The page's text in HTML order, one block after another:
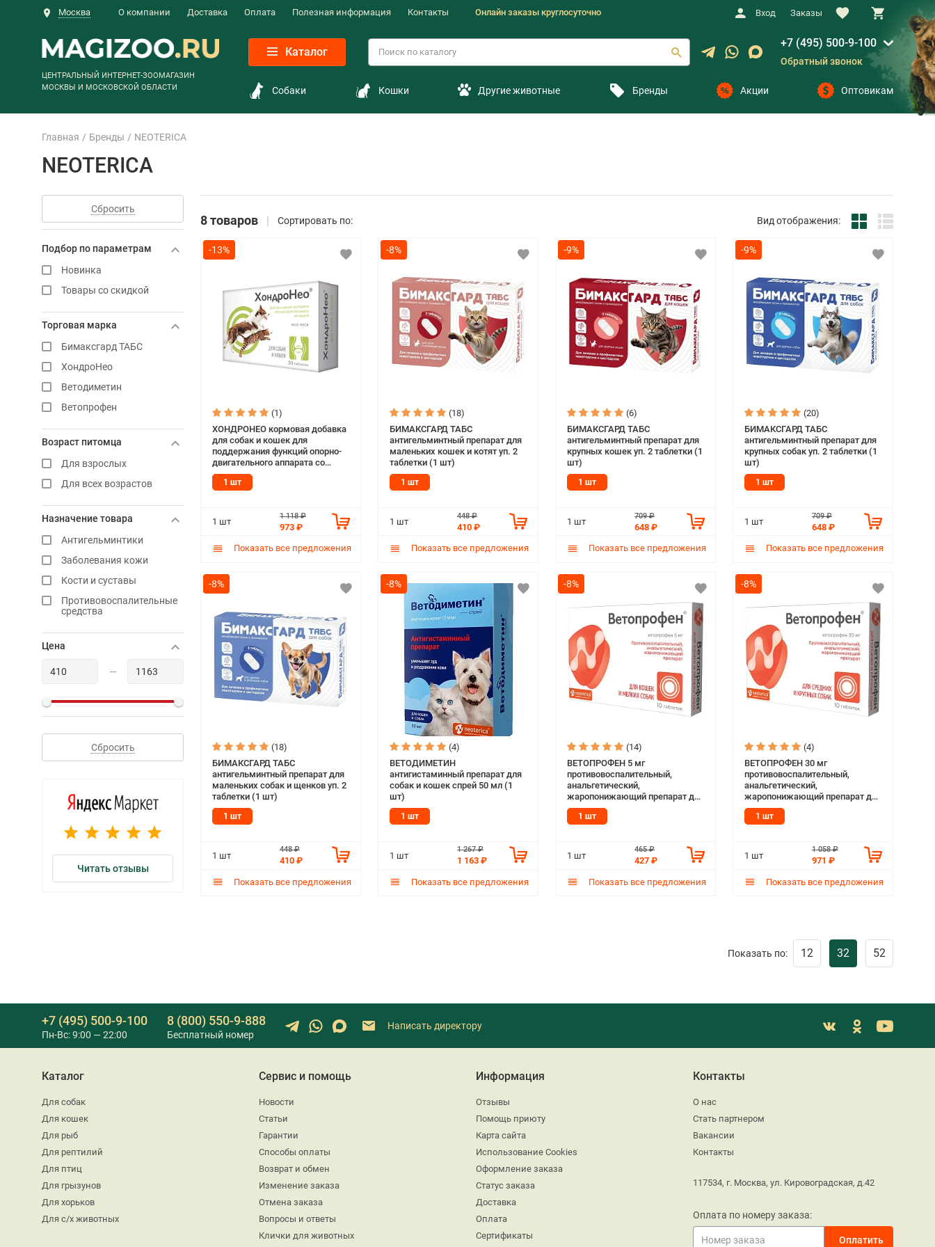
Москва О компании Доставка Оплата Полезная информация Контакты Онлайн заказы круглосуточно Вход Заказы
ЦЕНТРАЛЬНЫЙ ИНТЕРНЕТ-ЗООМАГАЗИН
МОСКВЫ И МОСКОВСКОЙ ОБЛАСТИ
Каталог
+7 (495) 500-9-100
Обратный звонок
Собаки Кошки Другие животные Бренды Акции Оптовикам
Главная Бренды NEOTERICA
NEOTERICA
Сбросить
Подбор по параметрам
Новинка
Товары со скидкой
Торговая марка
Бимаксгард ТАБС
ХондроНео
Ветодиметин
Ветопрофен
Возраст питомца
Для взрослых
Для всех возрастов
Назначение товара
Антигельминтики
Заболевания кожи
Кости и суставы
Противовоспалительные
средства
Цена
—
Сбросить
Читать отзывы
8 товаров Сортировать по: Вид отображения:
-13%
(1)
ХОНДРОНЕО кормовая добавка
для собак и кошек для
поддержания функций опорно-
двигательного аппарата со
вкусом мяса уп. 30 таблеток (1
шт)1 шт
1 шт
1 118 ₽
973 ₽
Показать все предложения
-8%
(18)
БИМАКСГАРД ТАБС
антигельминтный препарат для
маленьких кошек и котят уп. 2
таблетки (1 шт)
1 шт
1 шт
448 ₽
410 ₽
Показать все предложения
-9%
(6)
БИМАКСГАРД ТАБС
антигельминтный препарат для
крупных кошек уп. 2 таблетки (1
шт)
1 шт
1 шт
709 ₽
648 ₽
Показать все предложения
-9%
(20)
БИМАКСГАРД ТАБС
антигельминтный препарат для
крупных собак уп. 2 таблетки (1
шт)
1 шт
1 шт
709 ₽
648 ₽
Показать все предложения
-8%
(18)
БИМАКСГАРД ТАБС
антигельминтный препарат для
маленьких собак и щенков уп. 2
таблетки (1 шт)
1 шт
1 шт
448 ₽
410 ₽
Показать все предложения
-8%
(4)
ВЕТОДИМЕТИН
антигистаминный препарат для
собак и кошек спрей 50 мл (1
шт)
1 шт
1 шт
1 267 ₽
1 163 ₽
Показать все предложения
-8%
(14)
ВЕТОПРОФЕН 5 мг
противовоспалительный,
анальгетический,
жаропонижающий препарат для
маленьких собак и кошек уп. 10
таблеток (1 шт)
1 шт
1 шт
465 ₽
427 ₽
Показать все предложения
-8%
(4)
ВЕТОПРОФЕН 30 мг
противовоспалительный,
анальгетический,
жаропонижающий препарат для
средних и крупных собак уп. 10
таблеток (1 шт)
1 шт
1 шт
1 058 ₽
971 ₽
Показать все предложения
Показать по: 12 32 52
+7 (495) 500-9-100
Пн-Вс: 9:00 — 22:00
8 (800) 550-9-888
Бесплатный номер
Написать директору
Каталог
Для собак
Для кошек
Для рыб
Для рептилий
Для птиц
Для грызунов
Для хорьков
Для с/х животных
Сервис и помощь
Новости
Статьи
Гарантии
Способы оплаты
Возврат и обмен
Изменение заказа
Отмена заказа
Вопросы и ответы
Клички для животных
Информация
Отзывы
Помощь приюту
Карта сайта
Использование Cookies
Оформление заказа
Статус заказа
Доставка
Оплата
Сертификаты
Контакты
О нас
Стать партнером
Вакансии
Контакты
117534, г. Москва, ул. Кировоградская, д.42
Оплата по номеру заказа: